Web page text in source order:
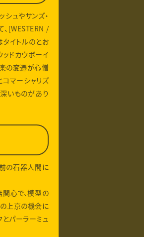
シュやサンズ・
、[WESTERN /
イトルのとお
ッドカウボーイ
の変遷が心憎
マーシャリズ
いものがあり
の石器人間に
心で、模型の
の上京の機会に
とパーラーミュ